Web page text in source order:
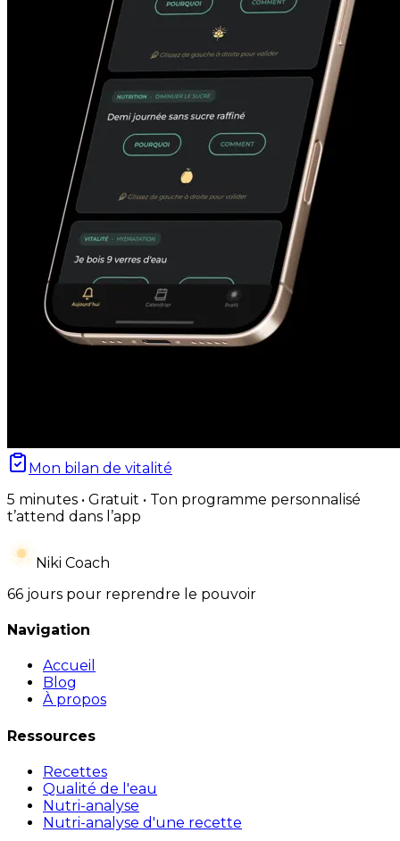
Mon bilan de vitalité
5 minutes • Gratuit • Ton programme personnalisé
t’attend dans l’app
Niki Coach
66 jours pour reprendre le pouvoir
Navigation
Accueil
Blog
À propos
Ressources
Recettes
Qualité de l'eau
Nutri-analyse
Nutri-analyse d'une recette